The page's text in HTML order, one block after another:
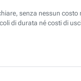
senza nessun
di durata né costi di